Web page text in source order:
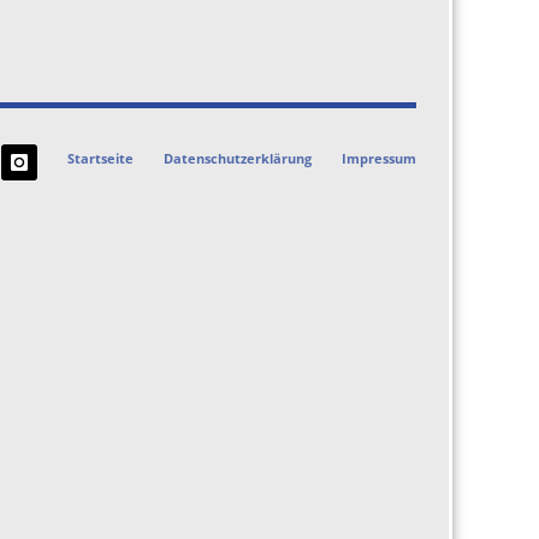
Startseite Datenschutzerklärung Impressum